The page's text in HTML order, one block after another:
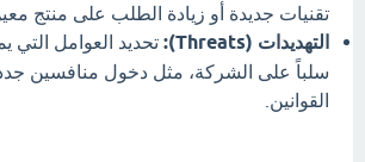
تقنيات جديدة أو زيادة الطلب على منتج
التهديدات (Threats):
تحديد العوامل التي
سلباً على الشركة، مثل دخول منافسين جدد
القوانين.